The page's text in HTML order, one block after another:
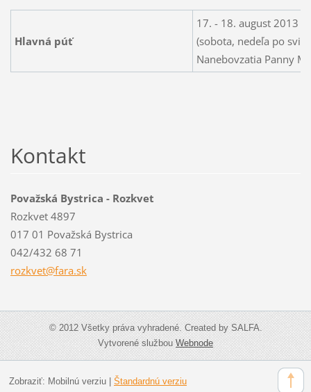
Hlavná púť
17. - 18. august 2013
(sobota, nedeľa po
Nanebovzatia Panny
Kontakt
Považská Bystrica - Rozkvet
Rozkvet 4897
017 01 Považská Bystrica
042/432 68 71
rozkvet@fara.sk
© 2012 Všetky práva vyhradené. Created by SALFA.
Vytvorené službouWebnode
Zobraziť: Mobilnú verziu| Štandardnú verziu